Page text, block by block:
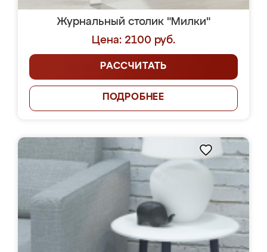
Журнальный столик "Милки"
Цена: 2100 руб.
РАССЧИТАТЬ
ПОДРОБНЕЕ